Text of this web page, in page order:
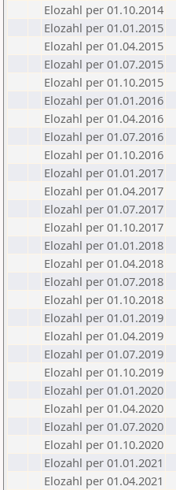
Elozahl per 01.10.2014
Elozahl per 01.01.2015
Elozahl per 01.04.2015
Elozahl per 01.07.2015
Elozahl per 01.10.2015
Elozahl per 01.01.2016
Elozahl per 01.04.2016
Elozahl per 01.07.2016
Elozahl per 01.10.2016
Elozahl per 01.01.2017
Elozahl per 01.04.2017
Elozahl per 01.07.2017
Elozahl per 01.10.2017
Elozahl per 01.01.2018
Elozahl per 01.04.2018
Elozahl per 01.07.2018
Elozahl per 01.10.2018
Elozahl per 01.01.2019
Elozahl per 01.04.2019
Elozahl per 01.07.2019
Elozahl per 01.10.2019
Elozahl per 01.01.2020
Elozahl per 01.04.2020
Elozahl per 01.07.2020
Elozahl per 01.10.2020
Elozahl per 01.01.2021
Elozahl per 01.04.2021